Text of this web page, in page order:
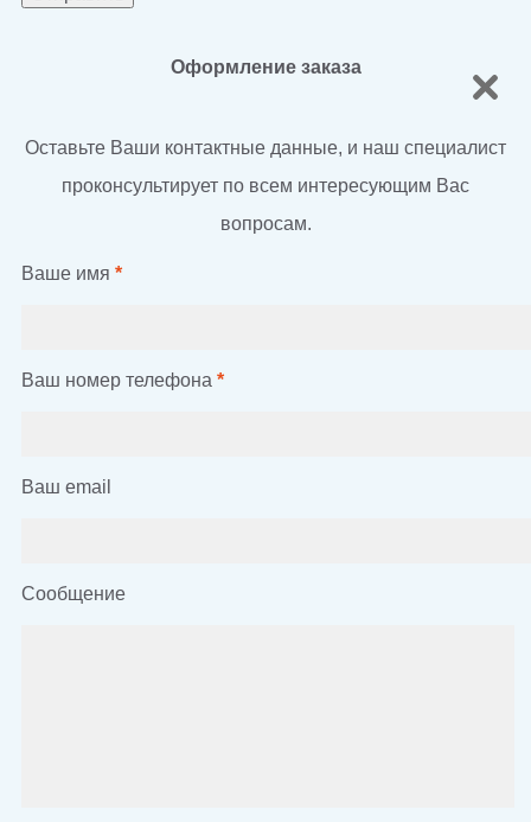
Оформление заказа
Оставьте Ваши контактные данные, и наш специалист
проконсультирует по всем интересующим Вас
вопросам.
Ваше имя *
Ваш номер телефона *
Ваш email
Сообщение